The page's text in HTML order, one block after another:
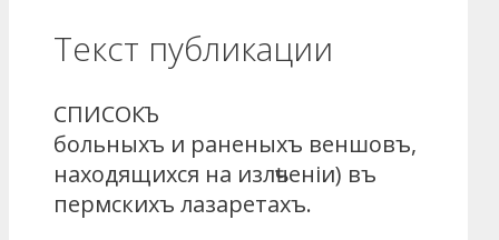
Текст публикации
СПИСОКЪ
больныхъ и раненыхъ веншовъ,
находящихся на излѣченіи) въ
пермскихъ лазаретахъ.